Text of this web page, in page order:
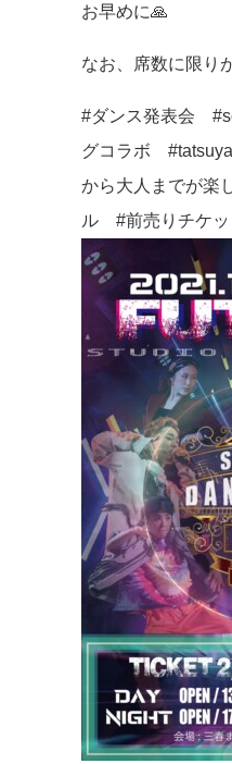
お早めに🙏
なお、席数に限り
#ダンス発表会
グコラボ
から大人までが
ル #前売りチケ